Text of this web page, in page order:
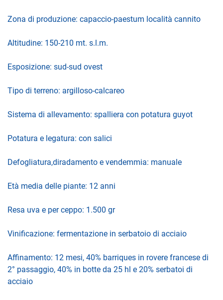
Zona di produzione: capaccio-paestum località cannito
Altitudine: 150-210 mt. s.l.m.
Esposizione: sud-sud ovest
Tipo di terreno: argilloso-calcareo
Sistema di allevamento: spalliera con potatura guyot
Potatura e legatura: con salici
Defogliatura,diradamento e vendemmia: manuale
Età media delle piante: 12 anni
Resa uva e per ceppo: 1.500 gr
Vinificazione: fermentazione in serbatoio di acciaio
Affinamento: 12 mesi, 40% barriques in rovere francese di
2° passaggio, 40% in botte da 25 hl e 20% serbatoi di
acciaio